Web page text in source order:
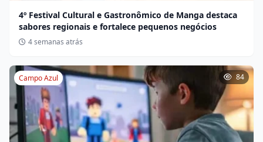
4º Festival Cultural e Gastronômico de Manga destaca
sabores regionais e fortalece pequenos negócios
4 semanas atrás
Campo Azul 84